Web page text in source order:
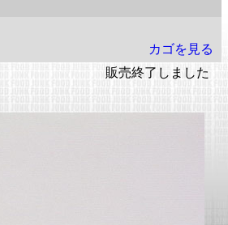
カゴを見る
販売終了しました